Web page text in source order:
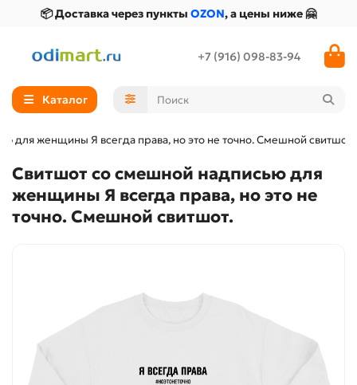
📦 Доставка через пункты OZON, а цены ниже 🤗
+7 (916) 098-83-94
Каталог
для женщины Я всегда права, но это не точно. Смешной свитшот.
Свитшот со смешной надписью для
женщины Я всегда права, но это не
точно. Смешной свитшот.